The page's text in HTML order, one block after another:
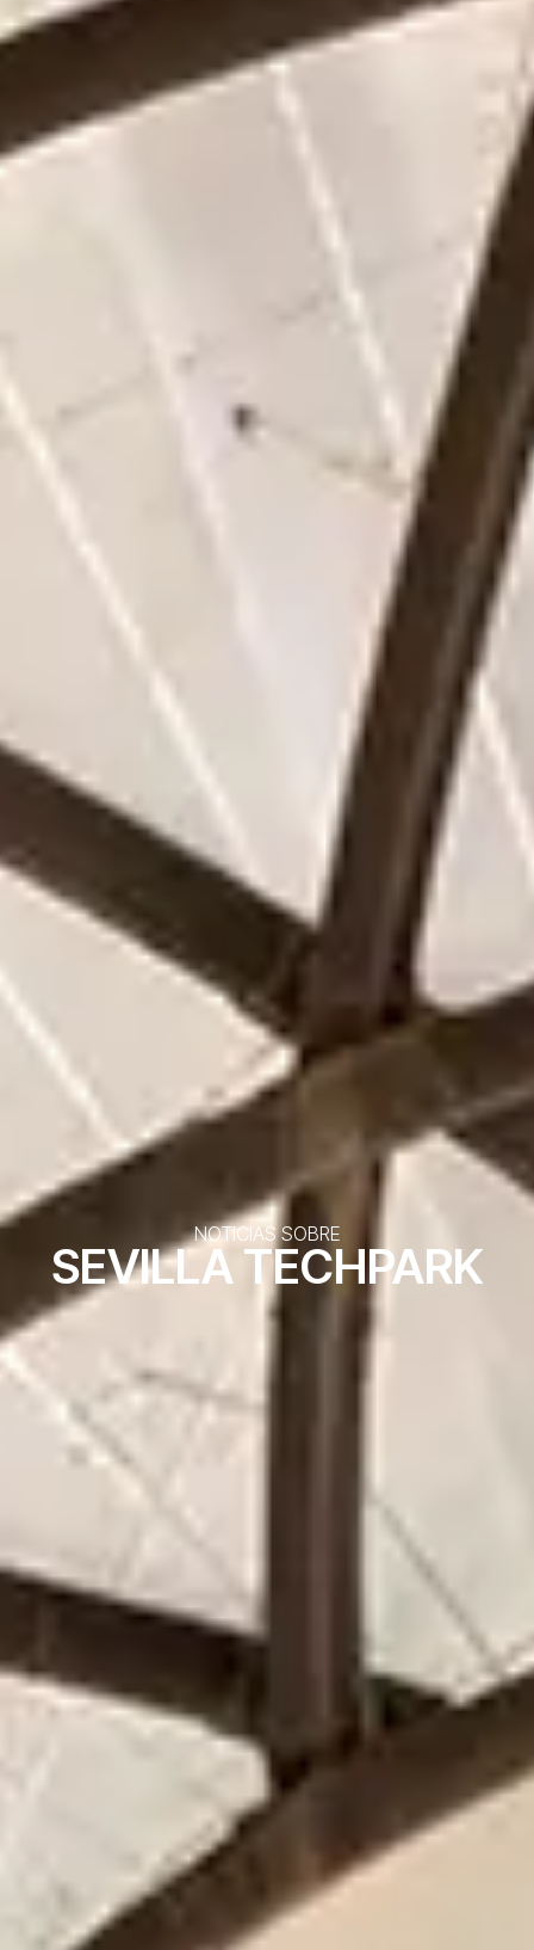
NOTICIAS SOBRE
SEVILLA TECHPARK